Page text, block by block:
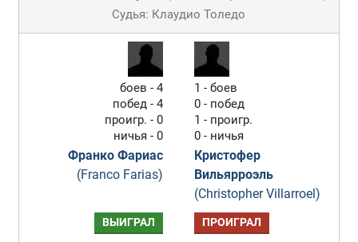
Судья: Клаудио Толедо
боев - 4
побед - 4
проигр. - 0
ничья - 0
Франко Фариас
(Franco Farias)
1 - боев
0 - побед
1 - проигр.
0 - ничья
Кристофер
Вильярроэль
(Christopher Villarroel)
ВЫИГРАЛ ПРОИГРАЛ